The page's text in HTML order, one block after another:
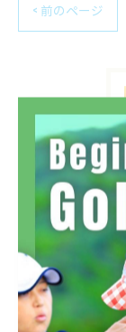
< 前のページ